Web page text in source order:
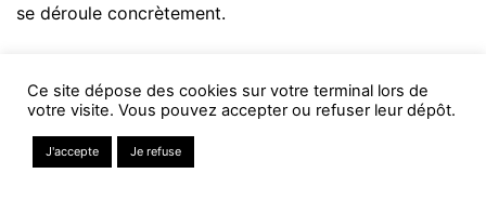
se déroule concrètement.
juge
Contrairement aux autres types de divorce, le
divorce
à l’amiable
ne nécessite plus l’intervention d’un juge
NOUS APPELER
Ce site dépose des cookies sur votre terminal lors de
votre visite. Vous pouvez accepter ou refuser leur dépôt.
J'accepte Je refuse